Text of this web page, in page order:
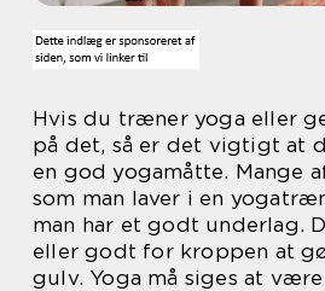
Hvis du træner yoga eller
på det, så er det vigtigt at
en god yogamåtte. Mange
som man laver i en
man har et godt underlag.
eller godt for kroppen at
gulv. Yoga må siges at